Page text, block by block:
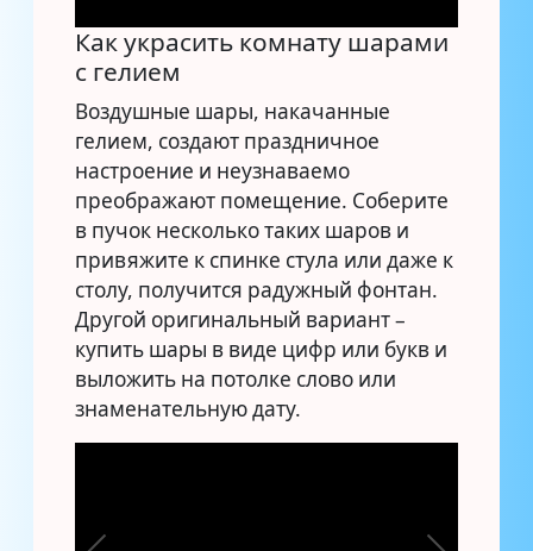
Как украсить комнату шарами
с гелием
Воздушные шары, накачанные
гелием, создают праздничное
настроение и неузнаваемо
преображают помещение. Соберите
в пучок несколько таких шаров и
привяжите к спинке стула или даже к
столу, получится радужный фонтан.
Другой оригинальный вариант –
купить шары в виде цифр или букв и
выложить на потолке слово или
знаменательную дату.